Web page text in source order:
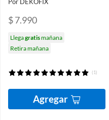
Por DEKOFIX
$ 7.990
Llegagratismañana
Retira mañana
(1)
Agregar